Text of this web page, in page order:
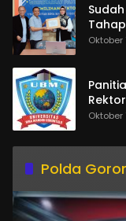
Oktober
Rektor
Oktober
Polda